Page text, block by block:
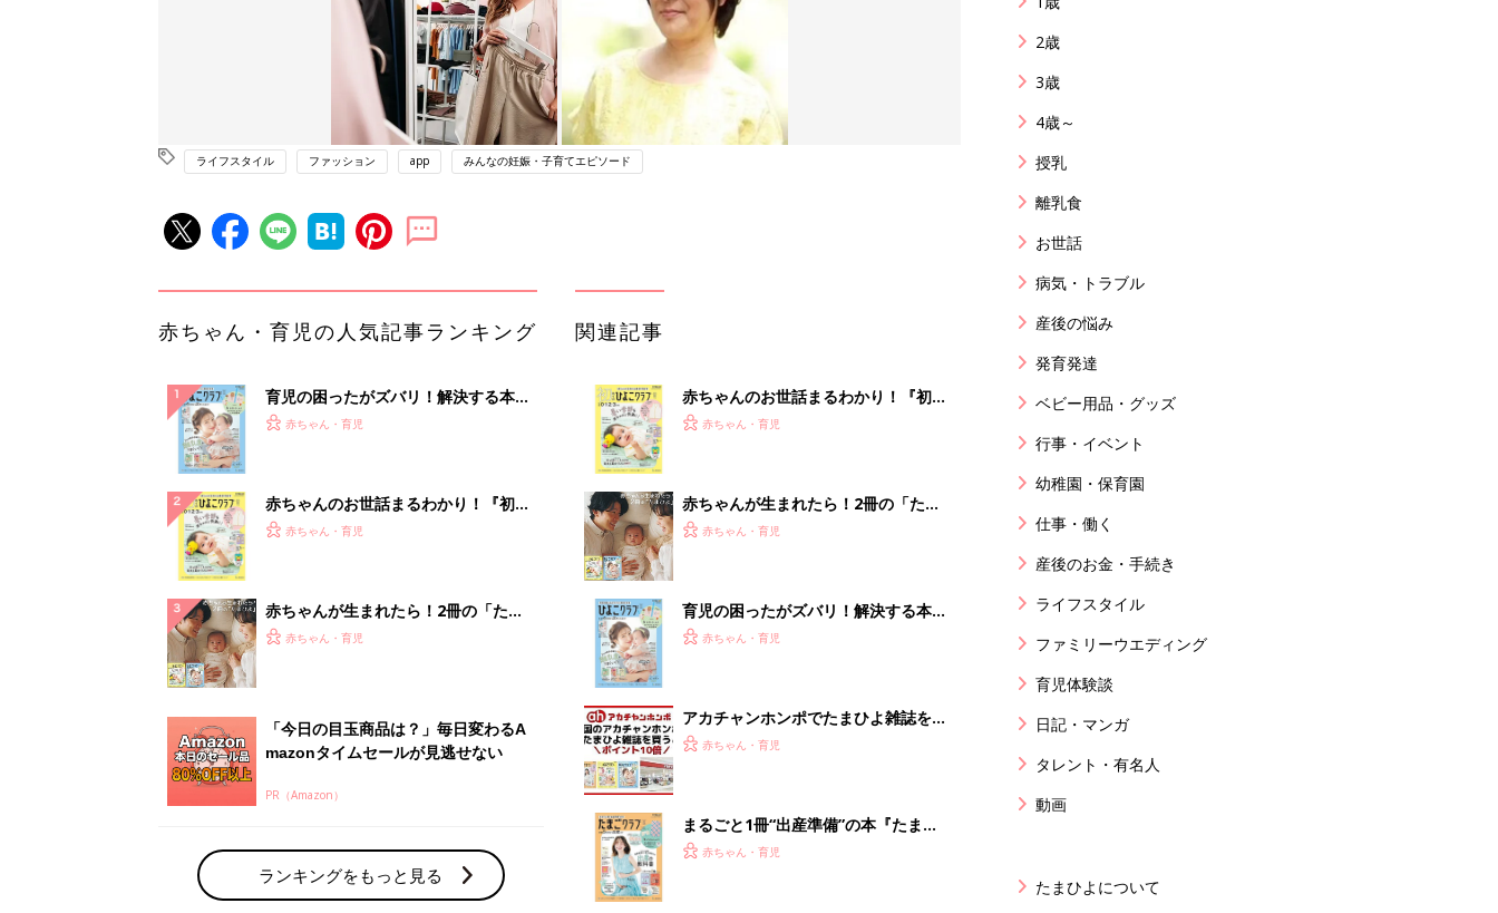
ライフスタイル ファッション app みんなの妊娠・子育てエピソード
赤ちゃん・育児の人気記事ランキング
育児の困ったがズバリ！解決する本
『ひよこクラブ 夏号』 4カ月～2才
赤ちゃん・育児
赤ちゃんのお世話まるわかり！『初め
てのひよこクラブ 夏号』〈巻頭大特
赤ちゃん・育児
赤ちゃんが生まれたら！2冊の「たま
ひよ」
赤ちゃん・育児
「今日の目玉商品は？」毎日変わるA
mazonタイムセールが見逃せない
PR（Amazon）
ランキングをもっと見る
関連記事
赤ちゃんのお世話まるわかり！『初め
てのひよこクラブ 夏号』〈巻頭大特
赤ちゃん・育児
赤ちゃんが生まれたら！2冊の「たま
ひよ」
赤ちゃん・育児
育児の困ったがズバリ！解決する本
『ひよこクラブ 夏号』 4カ月～2才
赤ちゃん・育児
アカチャンホンポでたまひよ雑誌を買
うとポイント10倍【期間限定】
赤ちゃん・育児
まるごと1冊“出産準備”の本『たまご
クラブ 夏号』〈スペシャル大特集〉
赤ちゃん・育児
2歳
3歳
4歳～
授乳
離乳食
お世話
病気・トラブル
産後の悩み
発育発達
ベビー用品・グッズ
行事・イベント
幼稚園・保育園
仕事・働く
産後のお金・手続き
ライフスタイル
ファミリーウエディング
育児体験談
日記・マンガ
タレント・有名人
動画
たまひよについて